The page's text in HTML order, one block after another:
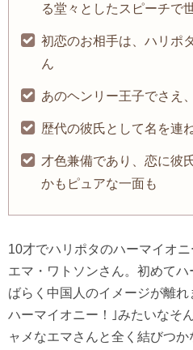
る堂々としたスピーチで
初恋のお相手は、ハリポ
ん
あのヘンリー王子でさえ
歴代の彼氏として名を連
才色兼備であり、恋に彼
かもピュアな一面も
10才でハリポタのハーマイオニ
エマ・ワトソンさん。初めて
ばらく中国人のイメージが離れ
ハーマイオニー！｣みたいなそ
ャメなエマさんと全く結びつ